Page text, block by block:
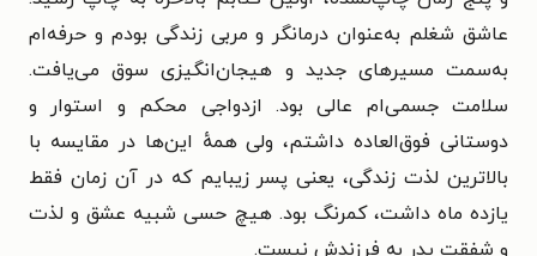
عاشق شغلم به‌عنوان درمانگر و مربی زندگی بودم و حرفه‌ام
به‌سمت مسیرهای جدید و هیجان‌انگیزی سوق می‌یافت.
سلامت جسمی‌ام عالی بود. ازدواجی محکم و استوار و
دوستانی فوق‌العاده داشتم، ولی همهٔ این‌ها در مقایسه با
بالاترین لذت زندگی، یعنی پسر زیبایم که در آن زمان فقط
یازده ماه داشت، کمرنگ بود. هیچ حسی شبیه عشق و لذت
و شفقت پدر به فرزندش نیست.